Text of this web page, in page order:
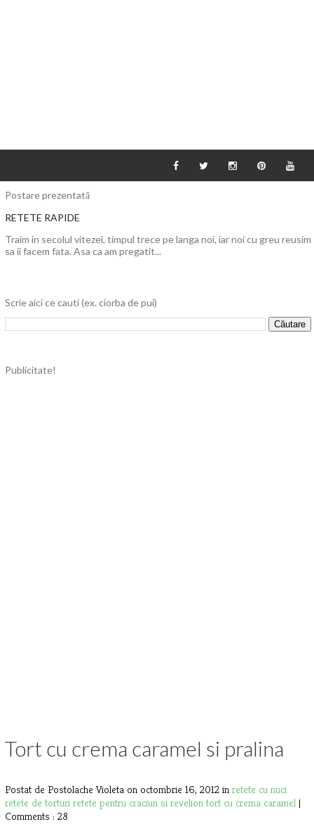
Postare prezentată
RETETE RAPIDE
Traim in secolul vitezei, timpul trece pe langa noi, iar noi cu greu reusim
sa ii facem fata. Asa ca am pregatit...
Scrie aici ce cauti (ex. ciorba de pui)
Publicitate!
Tort cu crema caramel si pralina
Postat de Postolache Violeta on octombrie 16, 2012 in retete cu nuci
retete de torturi retete pentru craciun si reveliontort cu crema caramel |
Comments : 28